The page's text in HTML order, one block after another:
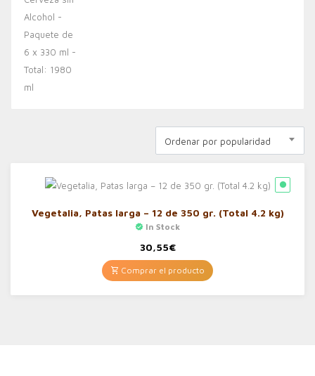
Ordenar por popularidad
Vegetalia, Patas larga – 12 de 350 gr. (Total 4.2 kg)
In Stock
30,55€
Comprar el producto